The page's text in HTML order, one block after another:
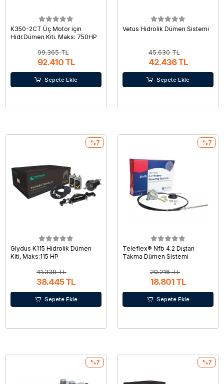
K350-2CT Üç Motor için
Hidr.Dümen Kiti. Maks: 750HP
99.365 TL
92.410 TL
Sepete Ekle
Vetus Hidrolik Dümen Sistemi
45.630 TL
42.436 TL
Sepete Ekle
Glydus K115 Hidrolik Dümen
Kiti, Maks:115 HP
41.338 TL
38.445 TL
%7
Sepete Ekle
Teleflex® Nfb 4.2 Dıştan
Takma Dümen Sistemi
20.216 TL
18.801 TL
%7
Sepete Ekle
%7 %7